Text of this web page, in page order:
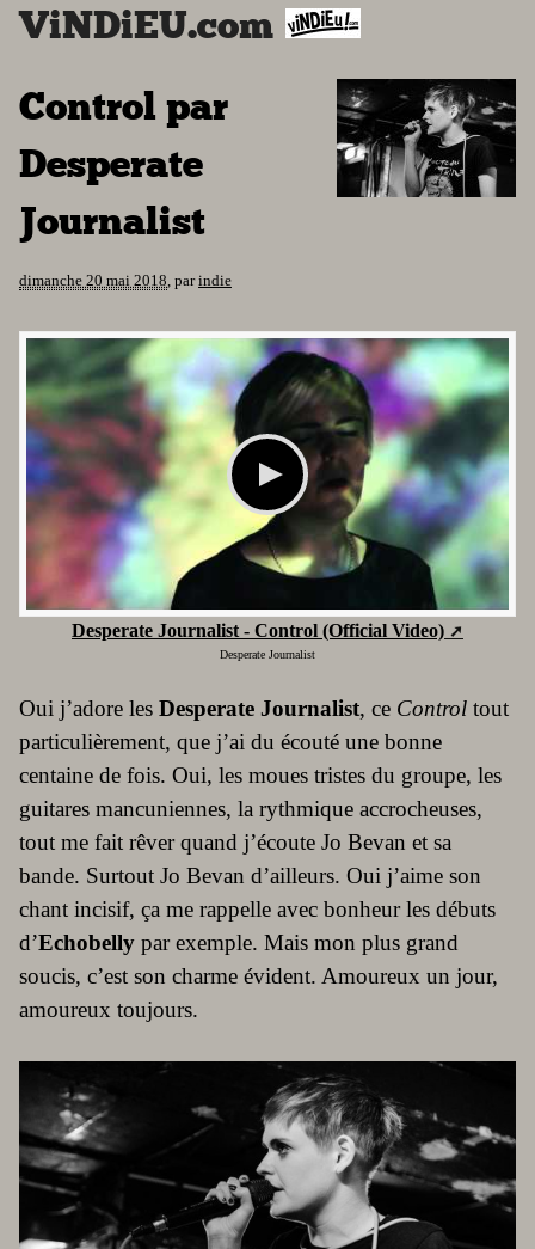
ViNDiEU.com
Control par
Desperate
Journalist
dimanche 20 mai 2018, parindie
Desperate Journalist - Control (Official Video)
Desperate Journalist
Oui j’adore les Desperate Journalist, ce Control tout
particulièrement, que j’ai du écouté une bonne
centaine de fois. Oui, les moues tristes du groupe, les
guitares mancuniennes, la rythmique accrocheuses,
tout me fait rêver quand j’écoute Jo Bevan et sa
bande. Surtout Jo Bevan d’ailleurs. Oui j’aime son
chant incisif, ça me rappelle avec bonheur les débuts
d’Echobelly par exemple. Mais mon plus grand
soucis, c’est son charme évident. Amoureux un jour,
amoureux toujours.